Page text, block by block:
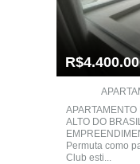
ALTO DO
Permuta como
Club esti...